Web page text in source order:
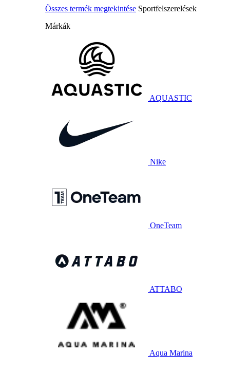
Összes termék megtekintése Sportfelszerelések
Márkák
AQUASTIC
Nike
OneTeam
ATTABO
Aqua Marina